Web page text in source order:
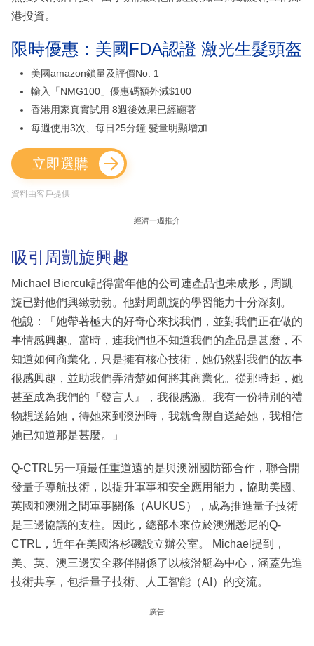
港投資。
限時優惠：美國FDA認證 激光生髮頭盔
美國amazon鎖量及評價No. 1
輸入「NMG100」優惠碼額外減$100
香港用家真實試用 8週後效果已經顯著
每週使用3次、每日25分鐘 髮量明顯增加
立即選購
資料由客戶提供
經濟一週推介
吸引周凱旋興趣
Michael Biercuk記得當年他的公司連產品也未成形，周凱
旋已對他們興緻勃勃。他對周凱旋的學習能力十分深刻。
他說：「她帶著極大的好奇心來找我們，並對我們正在做的
事情感興趣。當時，連我們也不知道我們的產品是甚麼，不
知道如何商業化，只是擁有核心技術，她仍然對我們的故事
很感興趣，並助我們弄清楚如何將其商業化。從那時起，她
甚至成為我們的『發言人』，我很感激。我有一份特別的禮
物想送給她，待她來到澳洲時，我就會親自送給她，我相信
她已知道那是甚麼。」
Q-CTRL另一項最任重道遠的是與澳洲國防部合作，聯合開
發量子導航技術，以提升軍事和安全應用能力，協助美國、
英國和澳洲之間軍事關係（AUKUS），成為推進量子技術
是三邊協議的支柱。因此，總部本來位於澳洲悉尼的Q-
CTRL，近年在美國洛杉磯設立辦公室。 Michael提到，
美、英、澳三邊安全夥伴關係了以核潛艇為中心，涵蓋先進
技術共享，包括量子技術、人工智能（AI）的交流。
廣告